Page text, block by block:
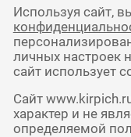
Используя сайт,
личных настроек
сайт использует
Сайт
характер и не
определяемой